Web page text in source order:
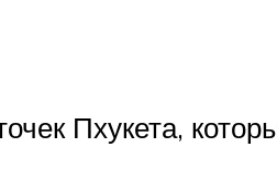
Пхукета,